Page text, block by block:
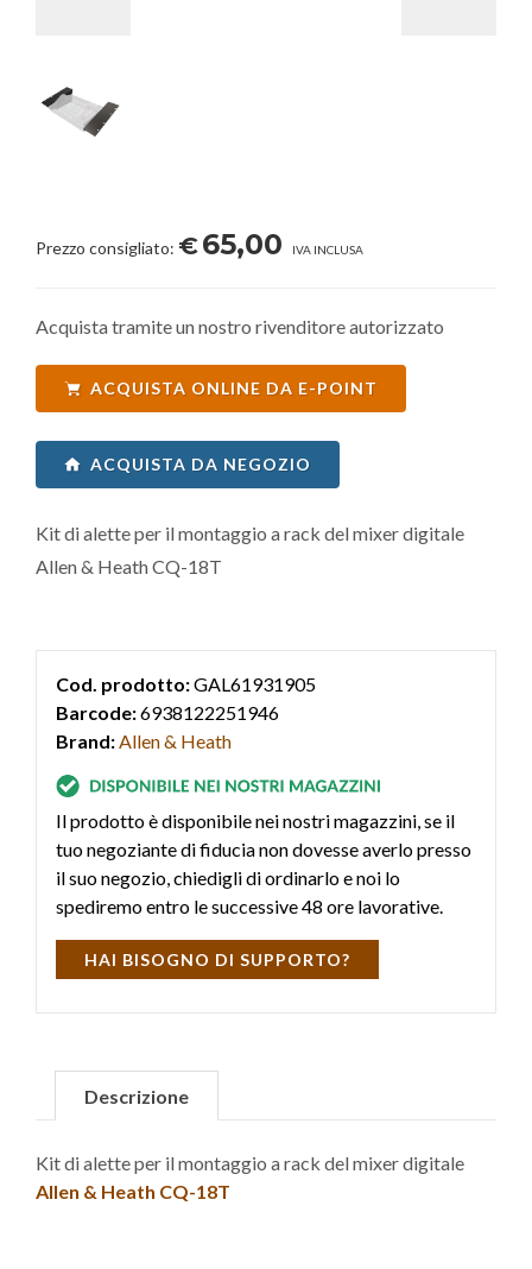
Prezzo consigliato: €65,00 IVA INCLUSA
Acquista tramite un nostro rivenditore autorizzato
ACQUISTA ONLINE DA E-POINT
ACQUISTA DA NEGOZIO
Kit di alette per il montaggio a rack del mixer digitale
Allen & Heath CQ-18T
Cod. prodotto:GAL61931905
Barcode:6938122251946
Brand:Allen & Heath
Il prodotto è disponibile nei nostri magazzini, se il
tuo negoziante di fiducia non dovesse averlo presso
il suo negozio, chiedigli di ordinarlo e noi lo
spediremo entro le successive 48 ore lavorative.
HAI BISOGNO DI SUPPORTO?
Descrizione
Kit di alette per il montaggio a rack del mixer digitale
Allen & Heath CQ-18T